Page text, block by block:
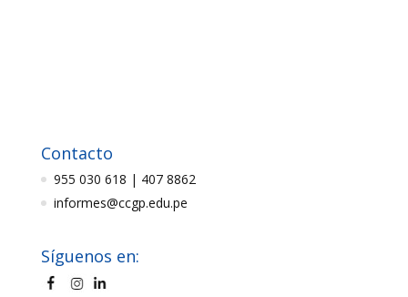
Contacto
955 030 618 | 407 8862
informes@ccgp.edu.pe
Síguenos en: